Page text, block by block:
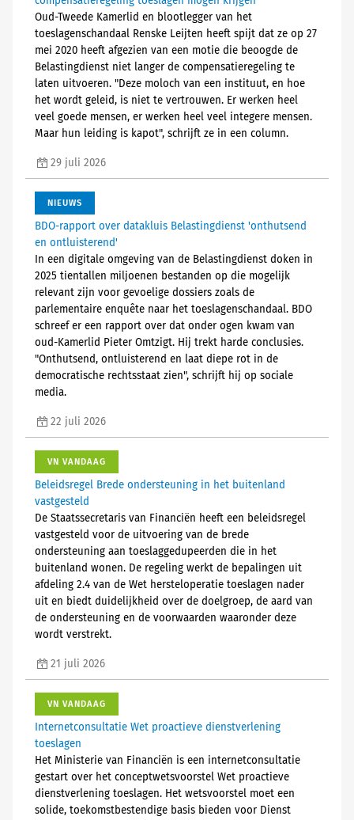
Oud-Tweede Kamerlid en blootlegger van het
toeslagenschandaal Renske Leijten heeft spijt dat ze op 27
mei 2020 heeft afgezien van een motie die beoogde de
Belastingdienst niet langer de compensatieregeling te
laten uitvoeren. "Deze moloch van een instituut, en hoe
het wordt geleid, is niet te vertrouwen. Er werken heel
veel goede mensen, er werken heel veel integere mensen.
Maar hun leiding is kapot", schrijft ze in een column.
29 juli 2026
NIEUWS
BDO-rapport over datakluis Belastingdienst 'onthutsend
en ontluisterend'
In een digitale omgeving van de Belastingdienst doken in
2025 tientallen miljoenen bestanden op die mogelijk
relevant zijn voor gevoelige dossiers zoals de
parlementaire enquête naar het toeslagenschandaal. BDO
schreef er een rapport over dat onder ogen kwam van
oud-Kamerlid Pieter Omtzigt. Hij trekt harde conclusies.
"Onthutsend, ontluisterend en laat diepe rot in de
democratische rechtsstaat zien", schrijft hij op sociale
media.
22 juli 2026
VN VANDAAG
Beleidsregel Brede ondersteuning in het buitenland
vastgesteld
De Staatssecretaris van Financiën heeft een beleidsregel
vastgesteld voor de uitvoering van de brede
ondersteuning aan toeslaggedupeerden die in het
buitenland wonen. De regeling werkt de bepalingen uit
afdeling 2.4 van de Wet hersteloperatie toeslagen nader
uit en biedt duidelijkheid over de doelgroep, de aard van
de ondersteuning en de voorwaarden waaronder deze
wordt verstrekt.
21 juli 2026
VN VANDAAG
Internetconsultatie Wet proactieve dienstverlening
toeslagen
Het Ministerie van Financiën is een internetconsultatie
gestart over het conceptwetsvoorstel Wet proactieve
dienstverlening toeslagen. Het wetsvoorstel moet een
solide, toekomstbestendige basis bieden voor Dienst